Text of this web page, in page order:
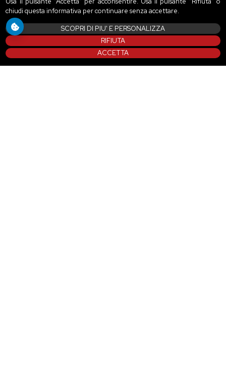
chiudi questa informativa per continuare senza accettare.
SCOPRI DI PIU' E PERSONALIZZA
RIFIUTA
ACCETTA